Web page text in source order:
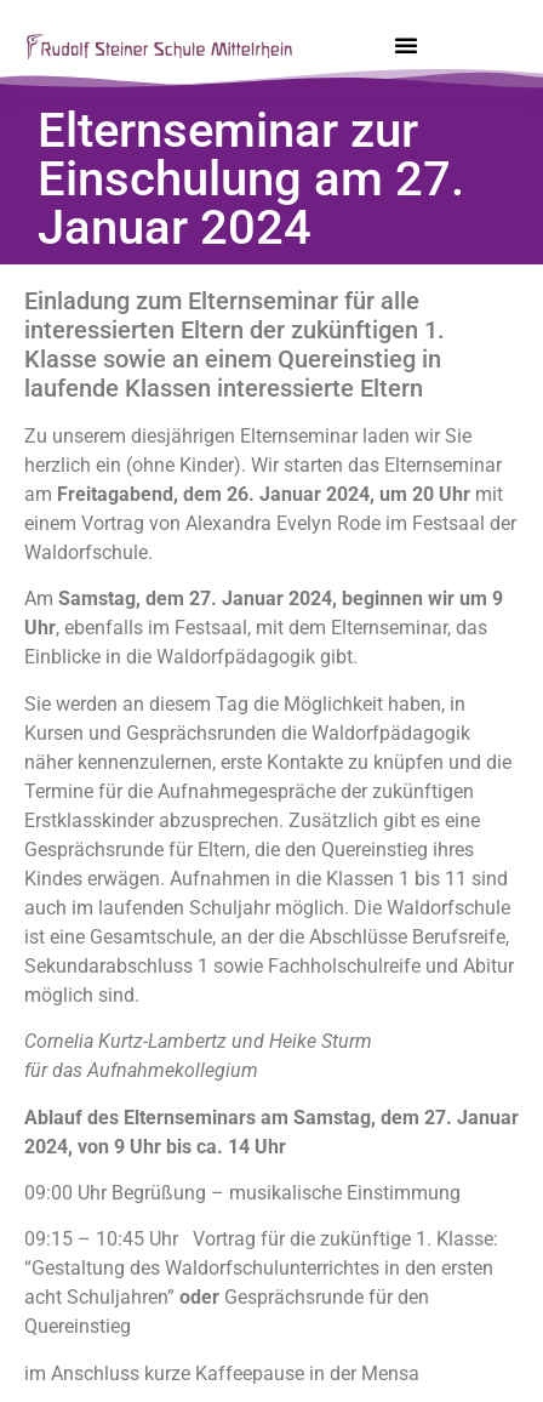
Elternseminar zur
Einschulung am 27.
Januar 2024
Einladung zum Elternseminar für alle
interessierten Eltern der zukünftigen 1.
Klasse sowie an einem Quereinstieg in
laufende Klassen interessierte Eltern
Zu unserem diesjährigen Elternseminar laden wir Sie
herzlich ein (ohne Kinder). Wir starten das Elternseminar
am Freitagabend, dem 26. Januar 2024, um 20 Uhr mit
einem Vortrag von Alexandra Evelyn Rode im Festsaal der
Waldorfschule.
Am Samstag, dem 27. Januar 2024, beginnen wir um 9
Uhr, ebenfalls im Festsaal, mit dem Elternseminar, das
Einblicke in die Waldorfpädagogik gibt.
Sie werden an diesem Tag die Möglichkeit haben, in
Kursen und Gesprächsrunden die Waldorfpädagogik
näher kennenzulernen, erste Kontakte zu knüpfen und die
Termine für die Aufnahmegespräche der zukünftigen
Erstklasskinder abzusprechen. Zusätzlich gibt es eine
Gesprächsrunde für Eltern, die den Quereinstieg ihres
Kindes erwägen. Aufnahmen in die Klassen 1 bis 11 sind
auch im laufenden Schuljahr möglich. Die Waldorfschule
ist eine Gesamtschule, an der die Abschlüsse Berufsreife,
Sekundarabschluss 1 sowie Fachholschulreife und Abitur
möglich sind.
Cornelia Kurtz-Lambertz und Heike Sturm
für das Aufnahmekollegium
Ablauf des Elternseminars am Samstag, dem 27. Januar
2024, von 9 Uhr bis ca. 14 Uhr
09:00 Uhr Begrüßung – musikalische Einstimmung
09:15 – 10:45 Uhr Vortrag für die zukünftige 1. Klasse:
“Gestaltung des Waldorfschulunterrichtes in den ersten
acht Schuljahren” oder Gesprächsrunde für den
Quereinstieg
im Anschluss kurze Kaffeepause in der Mensa